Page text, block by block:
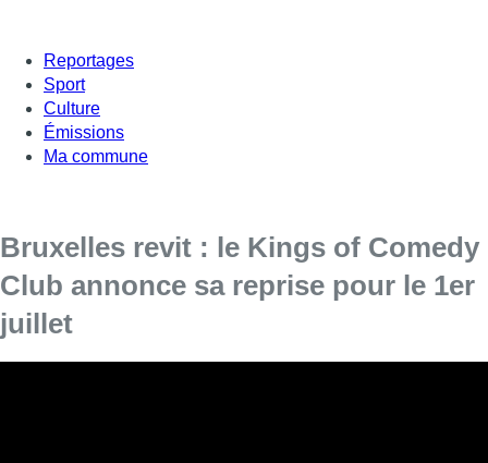
Reportages
Sport
Culture
Émissions
Ma commune
Bruxelles revit : le Kings of Comedy
Club annonce sa reprise pour le 1er
juillet